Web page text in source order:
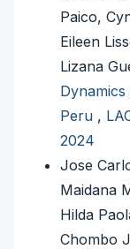
Paico,
Eileen
Lizana
Peru ,
2024
Jose
Maidana
Hilda
Chombo